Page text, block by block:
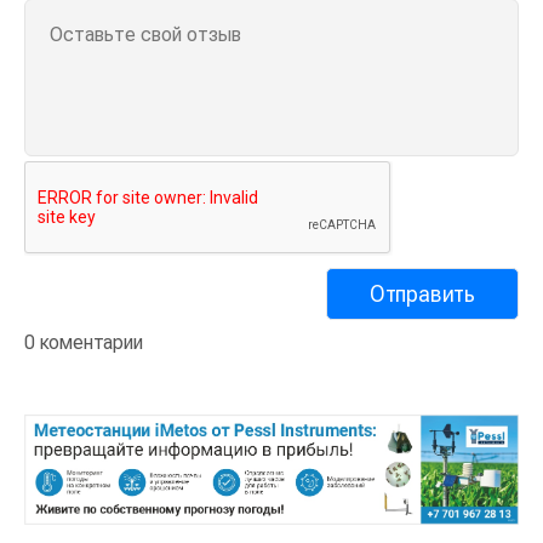
0 коментарии